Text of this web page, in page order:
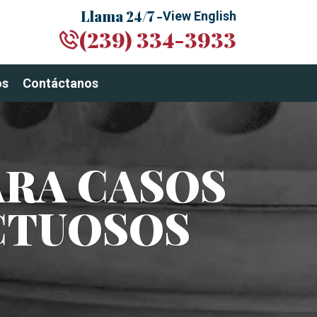
Llama 24/7 -View English
(239) 334-3933
Contáctanos
CASOS